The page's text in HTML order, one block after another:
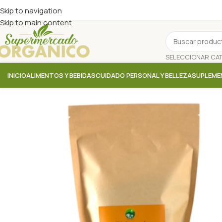
Skip to navigation
Skip to main content
INICIOALIMENTOS Y BEBIDASCUIDADO PERSONAL Y BELLEZA